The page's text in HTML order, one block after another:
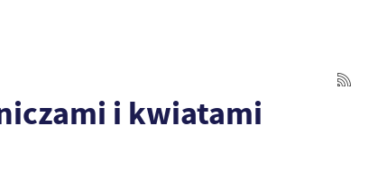
i kwiatami